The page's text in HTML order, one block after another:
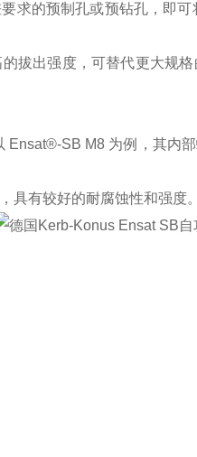
求的预制孔或预钻孔，即
拔出强度，可替代更大规
SB M8 为例，其内
具有较好的耐腐蚀性和强度